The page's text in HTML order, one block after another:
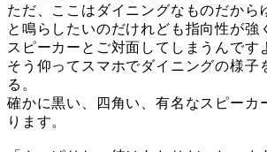
ただ、ここはダイニングなものだから
と鳴らしたいのだけれども指向性が強
スピーカーとご対面してしまうんです
そう仰ってスマホでダイニングの様子
る。
確かに黒い、四角い、有名なスピーカ
ります。